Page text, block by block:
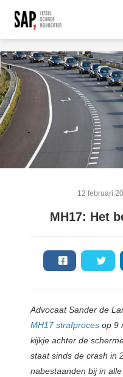
12 februari
MH17: Het
Advocaat Sander de
MH17 strafproces op 9
kijkje achter de
staat sinds de crash in
nabestaanden bij in